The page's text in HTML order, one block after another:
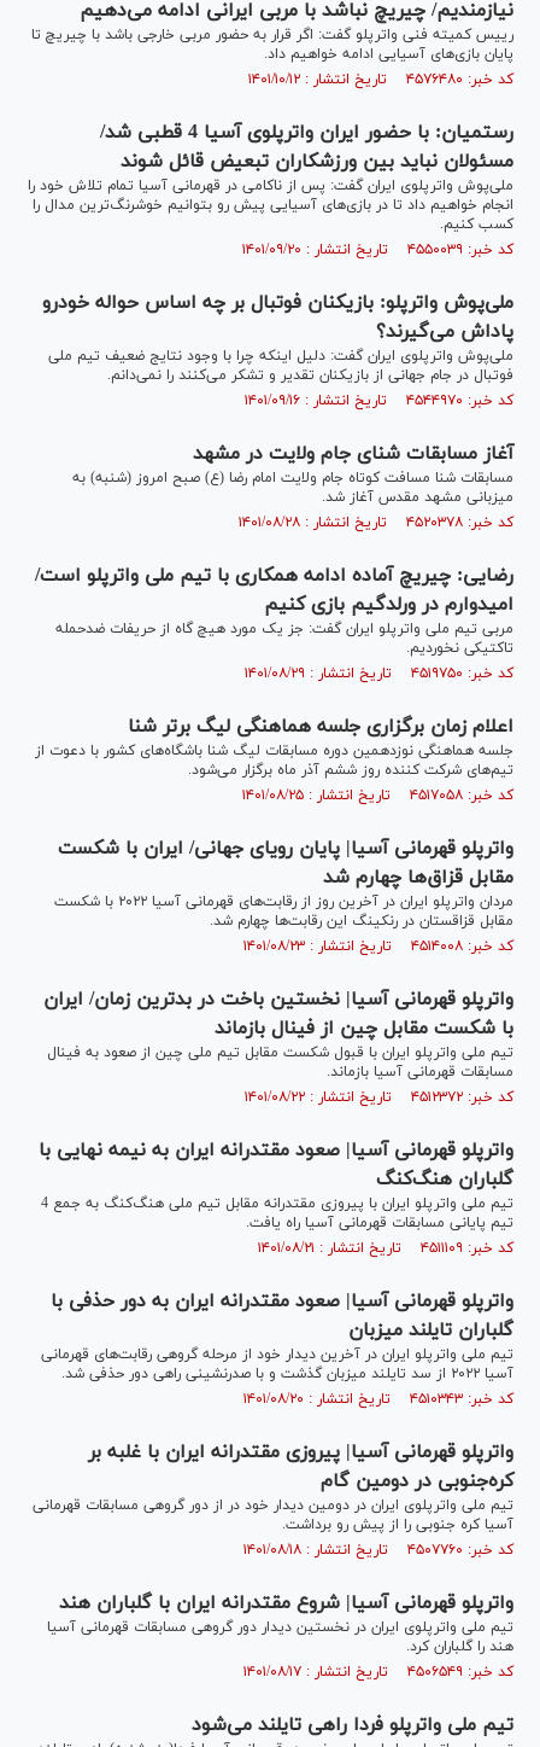
نیازمندیم/ چیریچ نباشد با مربی ایرانی ادامه می‌دهیم
رییس کمیته فنی واترپلو گفت: اگر قرار به حضور مربی خارجی باشد با چیریچ تا
پایان بازی‌های آسیایی ادامه خواهیم داد.
کد خبر: ۴۵۷۶۴۸۰ تاریخ انتشار : ۱۴۰۱/۱۰/۱۲
رستمیان: با حضور ایران واترپلوی آسیا 4 قطبی شد/
مسئولان نباید بین ورزشکاران تبعیض قائل شوند
ملی‌پوش واترپلوی ایران گفت: پس از ناکامی در قهرمانی آسیا تمام تلاش خود را
انجام خواهیم داد تا در بازی‎‌های آسیایی پیش رو بتوانیم خوشرنگ‌ترین مدال را
کسب کنیم.
کد خبر: ۴۵۵۰۰۳۹ تاریخ انتشار : ۱۴۰۱/۰۹/۲۰
ملی‌پوش واترپلو: بازیکنان فوتبال بر چه اساس حواله خودرو
پاداش می‌گیرند؟
ملی‌پوش واترپلوی ایران گفت: دلیل اینکه چرا با وجود نتایج ضعیف تیم ملی
فوتبال در جام جهانی از بازیکنان تقدیر و تشکر می‌کنند را نمی‌دانم.
کد خبر: ۴۵۴۴۹۷۰ تاریخ انتشار : ۱۴۰۱/۰۹/۱۶
آغاز مسابقات شنای جام ولایت در مشهد
مسابقات شنا مسافت کوتاه جام ولایت امام رضا (ع) صبح امروز (شنبه) به
میزبانی مشهد مقدس آغاز شد.
کد خبر: ۴۵۲۰۳۷۸ تاریخ انتشار : ۱۴۰۱/۰۸/۲۸
رضایی: چیریچ آماده ادامه همکاری با تیم ملی واترپلو است/
امیدوارم در ورلدگیم بازی کنیم
مربی تیم ملی واترپلو ایران گفت: جز یک مورد هیچ گاه از حریفات ضدحمله
تاکتیکی نخوردیم.
کد خبر: ۴۵۱۹۷۵۰ تاریخ انتشار : ۱۴۰۱/۰۸/۲۹
اعلام زمان برگزاری جلسه هماهنگی لیگ برتر شنا
جلسه هماهنگی نوزدهمین دوره مسابقات لیگ شنا باشگاه‌های کشور با دعوت از
تیم‌های شرکت کننده روز ششم آذر ماه برگزار می‌شود.
کد خبر: ۴۵۱۷۰۵۸ تاریخ انتشار : ۱۴۰۱/۰۸/۲۵
واترپلو قهرمانی آسیا| پایان رویای جهانی/ ایران با شکست
مقابل قز‌اق‌ها چهارم شد
مردان واترپلو ایران در آخرین روز از رقابت‌های قهرمانی آسیا ۲۰۲۲ با شکست
مقابل قزاقستان در رنکینگ این رقابت‌ها چهارم شد.
کد خبر: ۴۵۱۴۰۰۸ تاریخ انتشار : ۱۴۰۱/۰۸/۲۳
واترپلو قهرمانی آسیا| نخستین باخت در بدترین زمان/ ایران
با شکست مقابل چین از فینال بازماند
تیم ملی واترپلو ایران با قبول شکست مقابل تیم ملی چین از صعود به فینال
مسابقات قهرمانی آسیا بازماند.
کد خبر: ۴۵۱۲۳۷۲ تاریخ انتشار : ۱۴۰۱/۰۸/۲۲
واترپلو قهرمانی آسیا| صعود مقتدرانه ایران به نیمه نهایی با
گلباران هنگ‌کنگ
تیم ملی واترپلو ایران با پیروزی مقتدرانه مقابل تیم ملی هنگ‌کنگ به جمع 4
تیم پایانی مسابقات قهرمانی آسیا راه یافت.
کد خبر: ۴۵۱۱۱۰۹ تاریخ انتشار : ۱۴۰۱/۰۸/۲۱
واترپلو قهرمانی آسیا| صعود مقتدرانه ایران به دور حذفی با
گلباران تایلند میزبان
تیم ملی واترپلو ایران در آخرین دیدار خود از مرحله گروهی رقابت‌های قهرمانی
آسیا ۲۰۲۲ از سد تایلند میزبان گذشت و با صدرنشینی راهی دور حذفی شد.
کد خبر: ۴۵۱۰۳۴۳ تاریخ انتشار : ۱۴۰۱/۰۸/۲۰
واترپلو قهرمانی آسیا| پیروزی مقتدرانه ایران با غلبه بر
کره‌جنوبی در دومین گام
تیم ملی واترپلوی ایران در دومین دیدار خود در از دور گروهی مسابقات قهرمانی
آسیا کره جنوبی را از پیش رو برداشت.
کد خبر: ۴۵۰۷۷۶۰ تاریخ انتشار : ۱۴۰۱/۰۸/۱۸
واترپلو قهرمانی آسیا| شروع مقتدرانه ایران با گلباران هند
تیم ملی واترپلوی ایران در نخستین دیدار دور گروهی مسابقات قهرمانی آسیا
هند را گلباران کرد.
کد خبر: ۴۵۰۶۵۴۹ تاریخ انتشار : ۱۴۰۱/۰۸/۱۷
تیم ملی واترپلو فردا راهی تایلند می‌شود